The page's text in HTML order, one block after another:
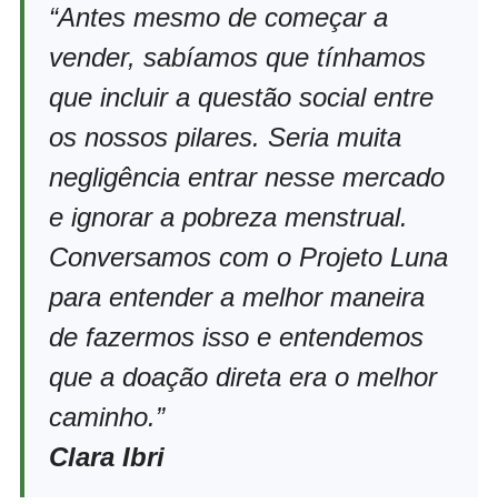
“Antes mesmo de começar a
vender, sabíamos que tínhamos
que incluir a questão social entre
os nossos pilares. Seria muita
negligência entrar nesse mercado
e ignorar a pobreza menstrual.
Conversamos com o Projeto Luna
para entender a melhor maneira
de fazermos isso e entendemos
que a doação direta era o melhor
caminho.”
Clara Ibri